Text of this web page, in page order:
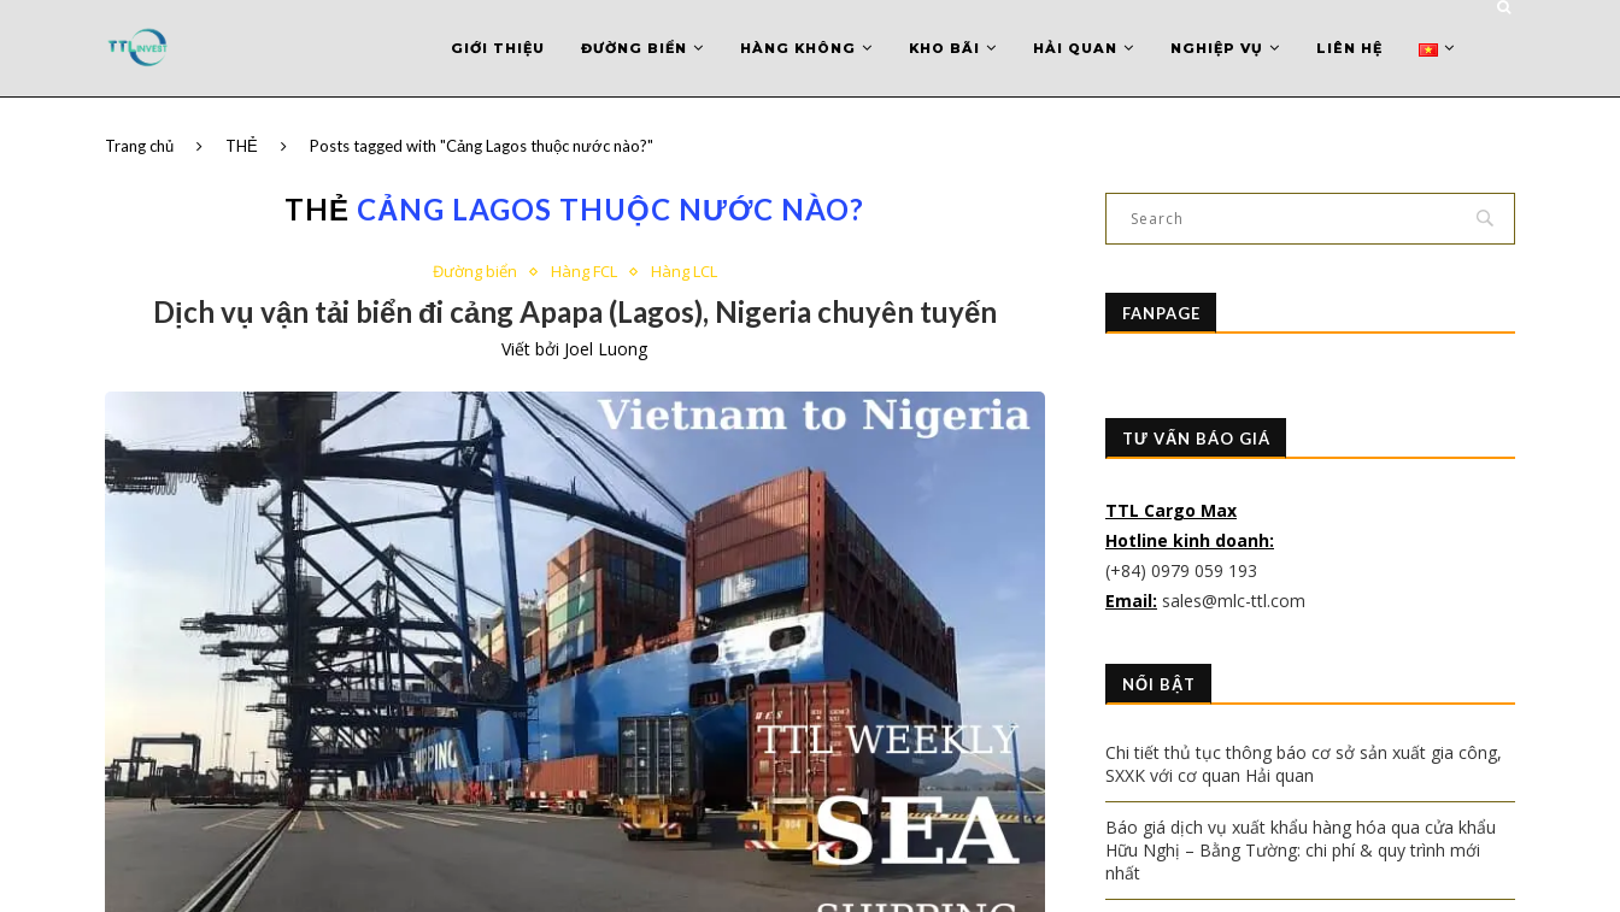
GIỚI THIỆU ĐƯỜNG BIỂN HÀNG KHÔNG KHO BÃI HẢI QUAN NGHIỆP VỤ LIÊN HỆ
Trang chủ THẺ Posts tagged with "Cảng Lagos thuộc nước nào?"
THẺ CẢNG LAGOS THUỘC NƯỚC NÀO?
Đường biển Hàng FCL Hàng LCL
Dịch vụ vận tải biển đi cảng Apapa (Lagos), Nigeria chuyên tuyến
Viết bởi Joel Luong
FANPAGE
TƯ VẤN BÁO GIÁ
TTL Cargo Max
Hotline kinh doanh:
(+84) 0979 059 193
Email: sales@mlc-ttl.com
NỔI BẬT
Chi tiết thủ tục thông báo cơ sở sản xuất gia công,
SXXK với cơ quan Hải quan
Báo giá dịch vụ xuất khẩu hàng hóa qua cửa khẩu
Hữu Nghị – Bằng Tường: chi phí & quy trình mới
nhất